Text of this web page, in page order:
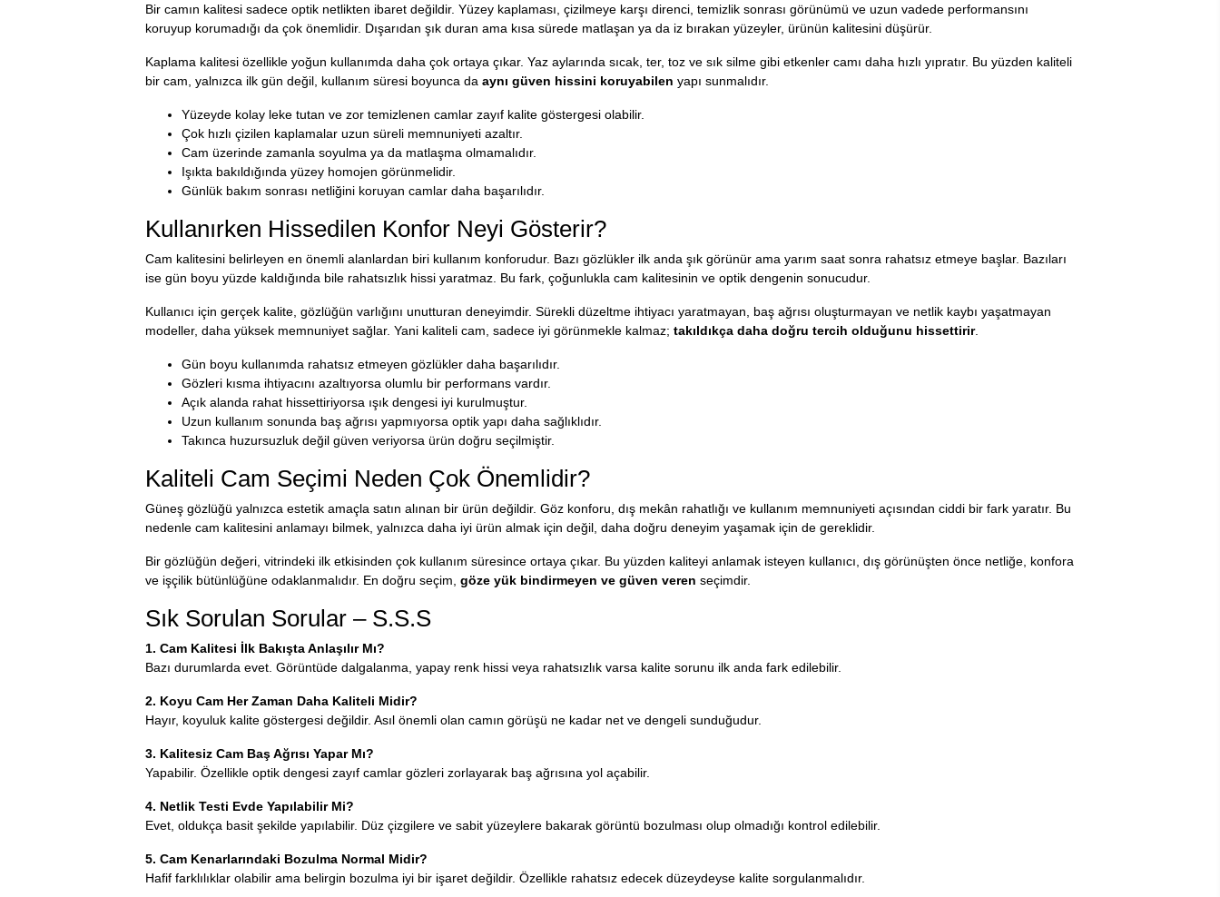
Bir camın kalitesi sadece optik netlikten ibaret değildir. Yüzey kaplaması, çizilmeye karşı direnci, temizlik sonrası görünümü ve uzun vadede performansını
koruyup korumadığı da çok önemlidir. Dışarıdan şık duran ama kısa sürede matlaşan ya da iz bırakan yüzeyler, ürünün kalitesini düşürür.
Kaplama kalitesi özellikle yoğun kullanımda daha çok ortaya çıkar. Yaz aylarında sıcak, ter, toz ve sık silme gibi etkenler camı daha hızlı yıpratır. Bu yüzden kaliteli
bir cam, yalnızca ilk gün değil, kullanım süresi boyunca da aynı güven hissini koruyabilen yapı sunmalıdır.
Yüzeyde kolay leke tutan ve zor temizlenen camlar zayıf kalite göstergesi olabilir.
Çok hızlı çizilen kaplamalar uzun süreli memnuniyeti azaltır.
Cam üzerinde zamanla soyulma ya da matlaşma olmamalıdır.
Işıkta bakıldığında yüzey homojen görünmelidir.
Günlük bakım sonrası netliğini koruyan camlar daha başarılıdır.
Kullanırken Hissedilen Konfor Neyi Gösterir?
Cam kalitesini belirleyen en önemli alanlardan biri kullanım konforudur. Bazı gözlükler ilk anda şık görünür ama yarım saat sonra rahatsız etmeye başlar. Bazıları
ise gün boyu yüzde kaldığında bile rahatsızlık hissi yaratmaz. Bu fark, çoğunlukla cam kalitesinin ve optik dengenin sonucudur.
Kullanıcı için gerçek kalite, gözlüğün varlığını unutturan deneyimdir. Sürekli düzeltme ihtiyacı yaratmayan, baş ağrısı oluşturmayan ve netlik kaybı yaşatmayan
modeller, daha yüksek memnuniyet sağlar. Yani kaliteli cam, sadece iyi görünmekle kalmaz; takıldıkça daha doğru tercih olduğunu hissettirir.
Gün boyu kullanımda rahatsız etmeyen gözlükler daha başarılıdır.
Gözleri kısma ihtiyacını azaltıyorsa olumlu bir performans vardır.
Açık alanda rahat hissettiriyorsa ışık dengesi iyi kurulmuştur.
Uzun kullanım sonunda baş ağrısı yapmıyorsa optik yapı daha sağlıklıdır.
Takınca huzursuzluk değil güven veriyorsa ürün doğru seçilmiştir.
Kaliteli Cam Seçimi Neden Çok Önemlidir?
Güneş gözlüğü yalnızca estetik amaçla satın alınan bir ürün değildir. Göz konforu, dış mekân rahatlığı ve kullanım memnuniyeti açısından ciddi bir fark yaratır. Bu
nedenle cam kalitesini anlamayı bilmek, yalnızca daha iyi ürün almak için değil, daha doğru deneyim yaşamak için de gereklidir.
Bir gözlüğün değeri, vitrindeki ilk etkisinden çok kullanım süresince ortaya çıkar. Bu yüzden kaliteyi anlamak isteyen kullanıcı, dış görünüşten önce netliğe, konfora
ve işçilik bütünlüğüne odaklanmalıdır. En doğru seçim, göze yük bindirmeyen ve güven veren seçimdir.
Sık Sorulan Sorular – S.S.S
1. Cam Kalitesi İlk Bakışta Anlaşılır Mı?
Bazı durumlarda evet. Görüntüde dalgalanma, yapay renk hissi veya rahatsızlık varsa kalite sorunu ilk anda fark edilebilir.
2. Koyu Cam Her Zaman Daha Kaliteli Midir?
Hayır, koyuluk kalite göstergesi değildir. Asıl önemli olan camın görüşü ne kadar net ve dengeli sunduğudur.
3. Kalitesiz Cam Baş Ağrısı Yapar Mı?
Yapabilir. Özellikle optik dengesi zayıf camlar gözleri zorlayarak baş ağrısına yol açabilir.
4. Netlik Testi Evde Yapılabilir Mi?
Evet, oldukça basit şekilde yapılabilir. Düz çizgilere ve sabit yüzeylere bakarak görüntü bozulması olup olmadığı kontrol edilebilir.
5. Cam Kenarlarındaki Bozulma Normal Midir?
Hafif farklılıklar olabilir ama belirgin bozulma iyi bir işaret değildir. Özellikle rahatsız edecek düzeydeyse kalite sorgulanmalıdır.